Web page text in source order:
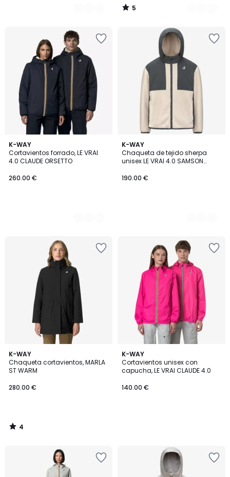
5
/
K-WAY
Cortavientos forrado, LE VRAI
4.0 CLAUDE ORSETTO
260.00 €
4
Colores
K-WAY
Chaqueta de tejido sherpa
unisex LE VRAI 4.0 SAMSON
190.00 €
2
Colores
K-WAY
Chaqueta cortavientos, MARLA
ST WARM
280.00 €
4
/
5
4
/
K-WAY
Cortavientos unisex con
capucha, LE VRAI CLAUDE 4.0
140.00 €